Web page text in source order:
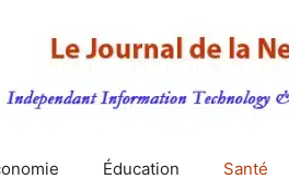
Éducation Santé